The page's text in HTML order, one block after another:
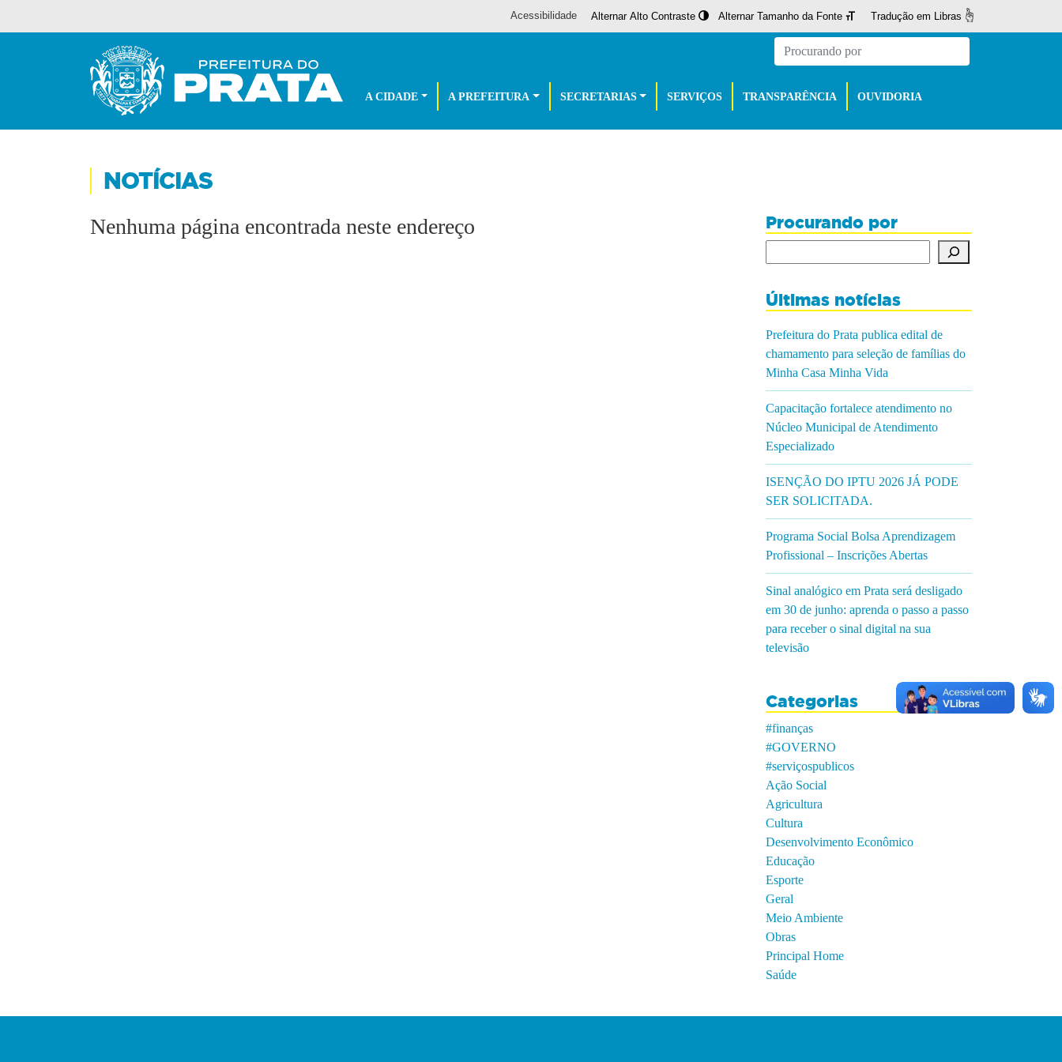
Tradução em Libras
Alternar Alto Contraste Alternar Tamanho da Fonte
Acessibilidade
A CIDADE A PREFEITURA SECRETARIAS SERVIÇOS TRANSPARÊNCIA OUVIDORIA
NOTÍCIAS
Nenhuma página encontrada neste endereço Procurando por
Últimas notícias
Prefeitura do Prata publica edital de
chamamento para seleção de famílias do
Minha Casa Minha Vida
Capacitação fortalece atendimento no
Núcleo Municipal de Atendimento
Especializado
ISENÇÃO DO IPTU 2026 JÁ PODE
SER SOLICITADA.
Programa Social Bolsa Aprendizagem
Profissional – Inscrições Abertas
Sinal analógico em Prata será desligado
em 30 de junho: aprenda o passo a passo
para receber o sinal digital na sua
televisão
Categorias
#finanças
#GOVERNO
#serviçospublicos
Ação Social
Agricultura
Cultura
Desenvolvimento Econômico
Educação
Esporte
Geral
Meio Ambiente
Obras
Principal Home
Saúde